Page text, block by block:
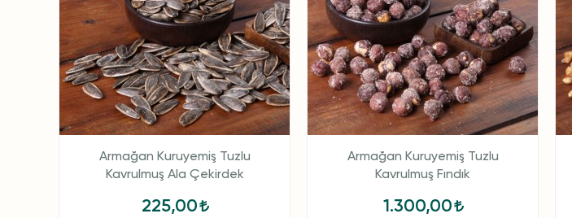
Armağan Kuruyemiş Tuzlu
Kavrulmuş Ala Çekirdek
225,00
Armağan Kuruyemiş Tuzlu
Kavrulmuş Fındık
1.300,00